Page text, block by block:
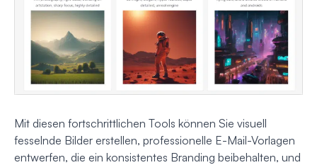
Mit diesen fortschrittlichen Tools können Sie visuell
fesselnde Bilder erstellen, professionelle E-Mail-Vorlagen
entwerfen, die ein konsistentes Branding beibehalten, und